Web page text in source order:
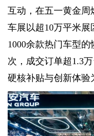
互动，在五一黄金周
车展以超10万平米展
1000余款热门车型
次，成交订单超1.3
硬核补贴与创新体验